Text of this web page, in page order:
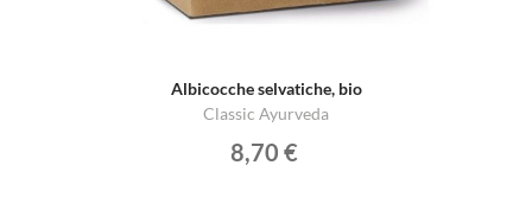
Albicocche selvatiche, bio
Classic Ayurveda
8,70 €